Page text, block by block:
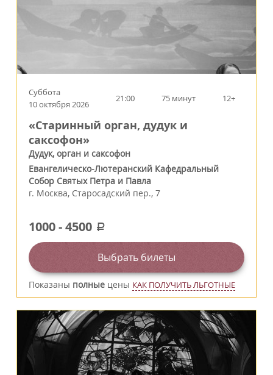
Суббота
10 октября 2026
21:00 75 минут 12+
«Старинный орган, дудук и
саксофон»
Дудук, орган и саксофон
Евангелическо-Лютеранский Кафедральный
Собор Святых Петра и Павла
г. Москва, Старосадский пер., 7
1000-4500 a
Выбрать билеты
Показаны полные цены КАК ПОЛУЧИТЬ ЛЬГОТНЫЕ